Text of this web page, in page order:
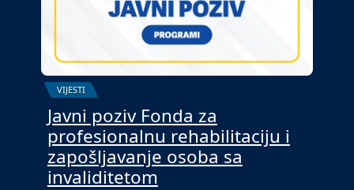
VIJESTI
Javni poziv Fonda za
profesionalnu rehabilitaciju i
zapošljavanje osoba sa
invaliditetom